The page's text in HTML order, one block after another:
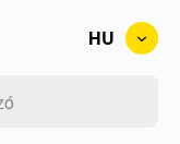
HU